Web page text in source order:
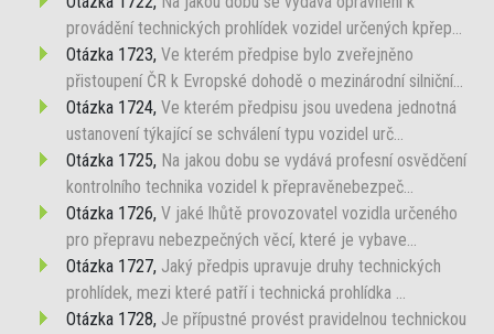
provádění technických prohlídek vozidel určených kpřep...
Otázka 1723, Ve kterém předpise bylo zveřejněno
přistoupení ČR k Evropské dohodě o mezinárodní silniční...
Otázka 1724, Ve kterém předpisu jsou uvedena jednotná
ustanovení týkající se schválení typu vozidel urč...
Otázka 1725, Na jakou dobu se vydává profesní osvědčení
kontrolního technika vozidel k přepravěnebezpeč...
Otázka 1726, V jaké lhůtě provozovatel vozidla určeného
pro přepravu nebezpečných věcí, které je vybave...
Otázka 1727, Jaký předpis upravuje druhy technických
prohlídek, mezi které patří i technická prohlídka ...
Otázka 1728, Je přípustné provést pravidelnou technickou